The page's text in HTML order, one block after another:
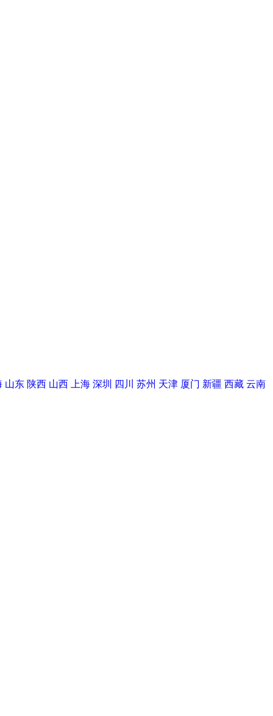
山东 陕西 山西 上海 深圳 四川 苏州 天津 厦门 新疆 西藏 云南